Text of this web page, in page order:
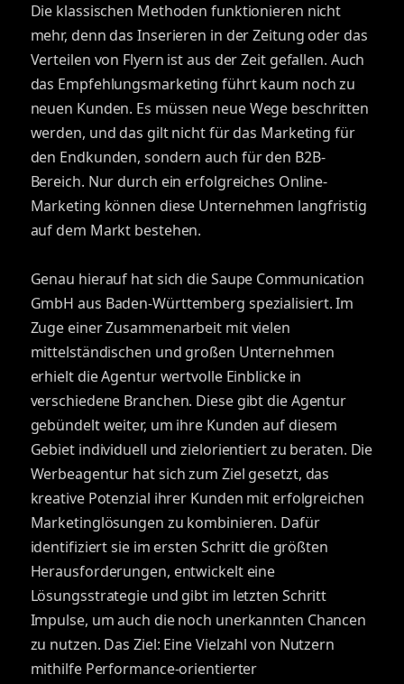
Die klassischen Methoden funktionieren nicht
mehr, denn das Inserieren in der Zeitung oder das
Verteilen von Flyern ist aus der Zeit gefallen. Auch
das Empfehlungsmarketing führt kaum noch zu
neuen Kunden. Es müssen neue Wege beschritten
werden, und das gilt nicht für das Marketing für
den Endkunden, sondern auch für den B2B-
Bereich. Nur durch ein erfolgreiches Online-
Marketing können diese Unternehmen langfristig
auf dem Markt bestehen.
Genau hierauf hat sich die Saupe Communication
GmbH aus Baden-Württemberg spezialisiert. Im
Zuge einer Zusammenarbeit mit vielen
mittelständischen und großen Unternehmen
erhielt die Agentur wertvolle Einblicke in
verschiedene Branchen. Diese gibt die Agentur
gebündelt weiter, um ihre Kunden auf diesem
Gebiet individuell und zielorientiert zu beraten. Die
Werbeagentur hat sich zum Ziel gesetzt, das
kreative Potenzial ihrer Kunden mit erfolgreichen
Marketinglösungen zu kombinieren. Dafür
identifiziert sie im ersten Schritt die größten
Herausforderungen, entwickelt eine
Lösungsstrategie und gibt im letzten Schritt
Impulse, um auch die noch unerkannten Chancen
zu nutzen. Das Ziel: Eine Vielzahl von Nutzern
mithilfe Performance-orientierter